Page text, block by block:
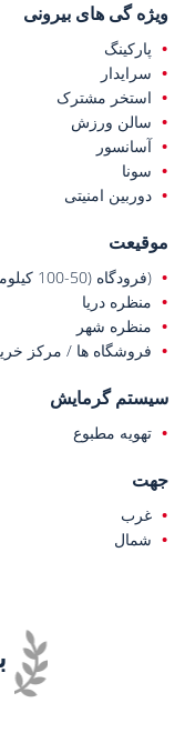
ویژه گی های بیرونی
پارکینگ
سرایدار
استخر مشترک
سالن ورزش
آسانسور
سونا
دوربین امنیتی
موقیعت
(فرودگاه (50-100 کیلومتر
منظره دریا
منظره شهر
فروشگاه ها / مرکز
سیستم گرمایش
تهویه مطبوع
جهت
غرب
شمال